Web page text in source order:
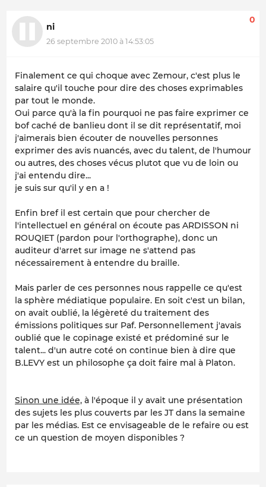
ni
26 septembre 2010 à 14:53:05
0
Finalement ce qui choque avec Zemour, c'est plus le
salaire qu'il touche pour dire des choses exprimables
par tout le monde.
Oui parce qu'à la fin pourquoi ne pas faire exprimer ce
bof caché de banlieu dont il se dit représentatif, moi
j'aimerais bien écouter de nouvelles personnes
exprimer des avis nuancés, avec du talent, de l'humour
ou autres, des choses vécus plutot que vu de loin ou
j'ai entendu dire...
je suis sur qu'il y en a !
Enfin bref il est certain que pour chercher de
l'intellectuel en général on écoute pas ARDISSON ni
ROUQIET (pardon pour l'orthographe), donc un
auditeur d'arret sur image ne s'attend pas
nécessairement à entendre du braille.
Mais parler de ces personnes nous rappelle ce qu'est
la sphère médiatique populaire. En soit c'est un bilan,
on avait oublié, la légèreté du traitement des
émissions politiques sur Paf. Personnellement j'avais
oublié que le copinage existé et prédominé sur le
talent... d'un autre coté on continue bien à dire que
B.LEVY est un philosophe ça doit faire mal à Platon.
Sinon une idée, à l'époque il y avait une présentation
des sujets les plus couverts par les JT dans la semaine
par les médias. Est ce envisageable de le refaire ou est
ce un question de moyen disponibles ?